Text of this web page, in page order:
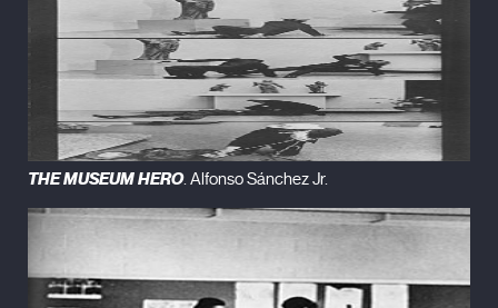
THE MUSEUM HERO. Alfonso Sánchez Jr.